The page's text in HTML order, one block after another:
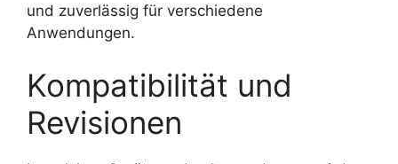
und zuverlässig für verschiedene
Anwendungen.
Kompatibilität und
Revisionen